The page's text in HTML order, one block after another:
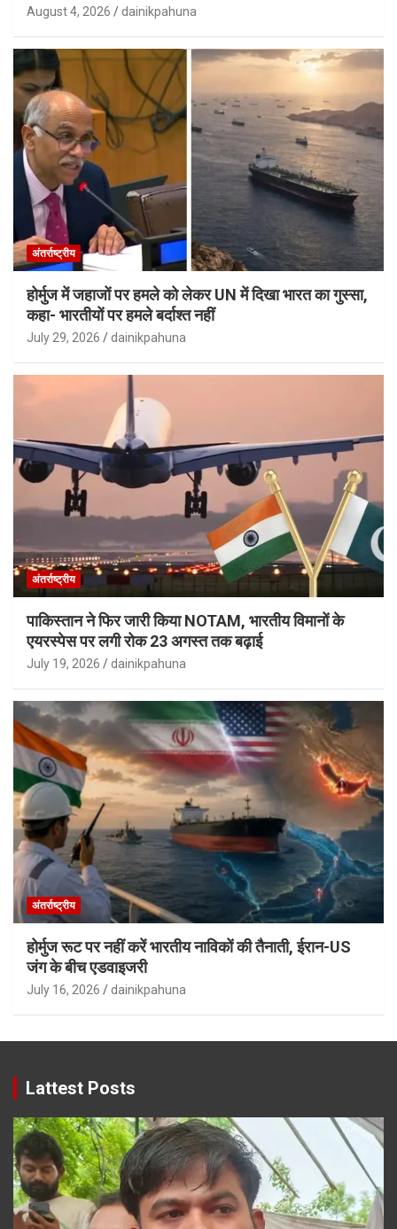
August 4, 2026 dainikpahuna
अंतर्राष्ट्रीय
होर्मुज में जहाजों पर हमले को लेकर UN में दिखा भारत का गुस्सा,
कहा- भारतीयों पर हमले बर्दाश्त नहीं
July 29, 2026 dainikpahuna
अंतर्राष्ट्रीय
पाकिस्तान ने फिर जारी किया NOTAM, भारतीय विमानों के
एयरस्पेस पर लगी रोक 23 अगस्त तक बढ़ाई
July 19, 2026 dainikpahuna
अंतर्राष्ट्रीय
होर्मुज रूट पर नहीं करें भारतीय नाविकों की तैनाती, ईरान-US
जंग के बीच एडवाइजरी
July 16, 2026 dainikpahuna
Lattest Posts